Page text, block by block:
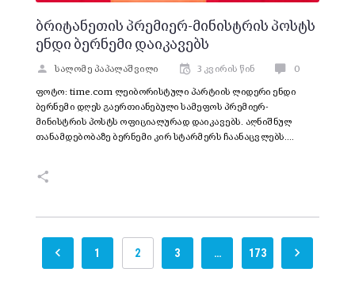
ბრიტანეთის პრემიერ-მინისტრის პოსტს
ენდი ბერნემი დაიკავებს
სალომე პაპალაშვილი 3 კვირის წინ 0
ფოტო: time.com ლეიბორისტული პარტიის ლიდერი ენდი
ბერნემი დღეს გაერთიანებული სამეფოს პრემიერ-
მინისტრის პოსტს ოფიციალურად დაიკავებს. აღნიშნულ
თანამდებობაზე ბერნემი კირ სტარმერს ჩაანაცვლებს.…
1 2 3 … 173